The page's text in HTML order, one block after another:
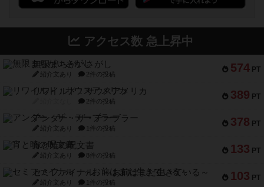
アクセス数 急上昇中
574 PT
無限まちがいさがし
紹介文あり 2件の投稿
389 PT
リワイルド：サウスアメリカ
2件の投稿
378 PT
アンダー・ザ・テーブラー
紹介文あり 1件の投稿
133 PT
宵と暁の呪文書
紹介文あり 8件の投稿
103 PT
セミファイナル ～お前はまだ生きている～
紹介文あり 1件の投稿